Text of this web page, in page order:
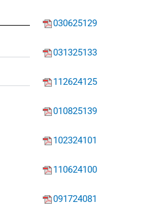
030625129
031325133
112624125
010825139
102324101
110624100
091724081